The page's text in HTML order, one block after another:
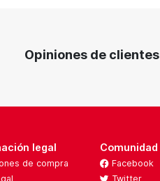
Opiniones de clientes
legal
de compra
Comunidad
Facebook
Twitter